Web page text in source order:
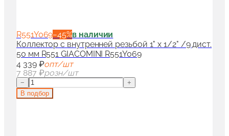
R551Y069−45%в наличии
Коллектор с внутренней резьбой 1" x 1/2" /9 дист.
50 мм R551 GIACOMINI R551Y069
4 339 ₽опт/шт
7 887 ₽розн/шт
−
+
В подбор